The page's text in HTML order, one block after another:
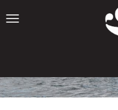
Toggle